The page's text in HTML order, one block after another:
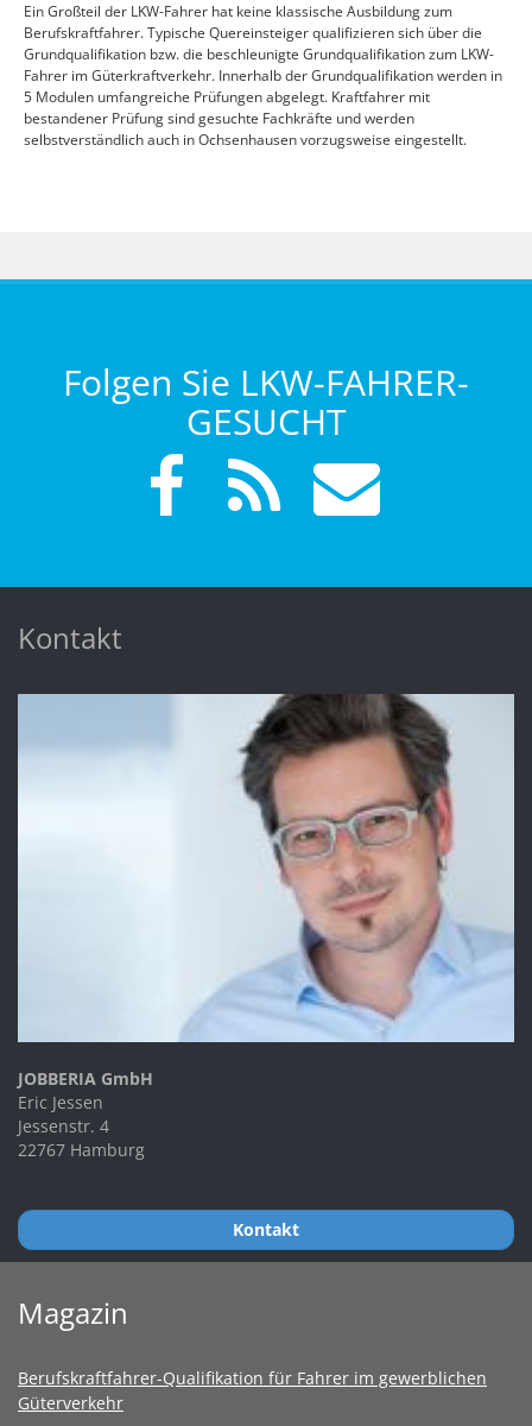
Ein Großteil der LKW-Fahrer hat keine klassische Ausbildung zum
Berufskraftfahrer. Typische Quereinsteiger qualifizieren sich über die
Grundqualifikation bzw. die beschleunigte Grundqualifikation zum LKW-
Fahrer im Güterkraftverkehr. Innerhalb der Grundqualifikation werden in
5 Modulen umfangreiche Prüfungen abgelegt. Kraftfahrer mit
bestandener Prüfung sind gesuchte Fachkräfte und werden
selbstverständlich auch in Ochsenhausen vorzugsweise eingestellt.
Folgen Sie LKW-FAHRER-
GESUCHT
Kontakt
JOBBERIA GmbH
Eric Jessen
Jessenstr. 4
22767 Hamburg
Kontakt
Magazin
Berufskraftfahrer-Qualifikation für Fahrer im gewerblichen
Güterverkehr